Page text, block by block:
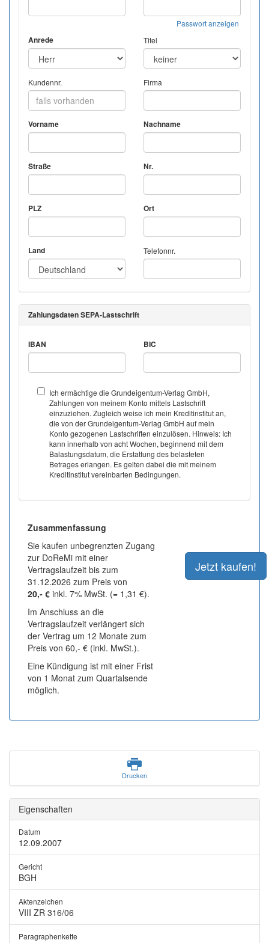
Passwort anzeigen
Anrede Titel
Kundennr. Firma
Vorname Nachname
Straße Nr.
PLZ Ort
Land Telefonnr.
Zahlungsdaten SEPA-Lastschrift
IBAN BIC
Ich ermächtige die Grundeigentum-Verlag GmbH,
Zahlungen von meinem Konto mittels Lastschrift
einzuziehen. Zugleich weise ich mein Kreditinstitut an,
die von der Grundeigentum-Verlag GmbH auf mein
Konto gezogenen Lastschriften einzulösen. Hinweis: Ich
kann innerhalb von acht Wochen, beginnend mit dem
Balastungsdatum, die Erstattung des belasteten
Betrages erlangen. Es gelten dabei die mit meinem
Kreditinstitut vereinbarten Bedingungen.
Zusammenfassung
Sie kaufen unbegrenzten Zugang
zur DoReMi mit einer
Vertragslaufzeit bis zum
31.12.2026 zum Preis von
20,- € inkl. 7% MwSt. (= 1,31 €).
Im Anschluss an die
Vertragslaufzeit verlängert sich
der Vertrag um 12 Monate zum
Preis von 60,- € (inkl. MwSt.).
Eine Kündigung ist mit einer Frist
von 1 Monat zum Quartalsende
möglich.
Drucken
Eigenschaften
Datum
12.09.2007
Gericht
BGH
Aktenzeichen
VIII ZR 316/06
Paragraphenkette